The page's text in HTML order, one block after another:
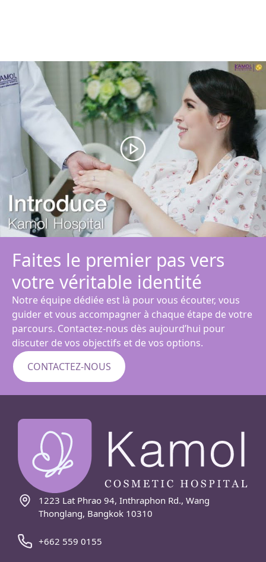
Faites le premier pas vers
votre véritable identité
Notre équipe dédiée est là pour vous écouter, vous
guider et vous accompagner à chaque étape de votre
parcours. Contactez-nous dès aujourd’hui pour
discuter de vos objectifs et de vos options.
CONTACTEZ-NOUS
1223 Lat Phrao 94, Inthraphon Rd., Wang
Thonglang, Bangkok 10310
+662 559 0155